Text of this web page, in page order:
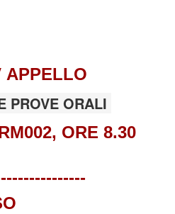
APPELLO
PROVE ORALI
ORE 8.30